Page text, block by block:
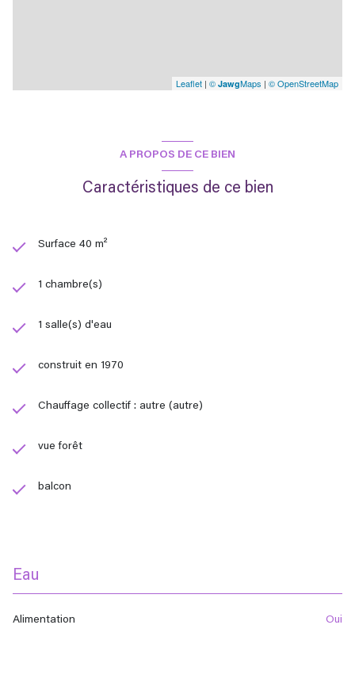
Leaflet | © JawgMaps | © OpenStreetMap
A PROPOS DE CE BIEN
Caractéristiques de ce bien
Surface 40 m²
1 chambre(s)
1 salle(s) d'eau
construit en 1970
Chauffage collectif : autre (autre)
vue forêt
balcon
Eau
Alimentation oui